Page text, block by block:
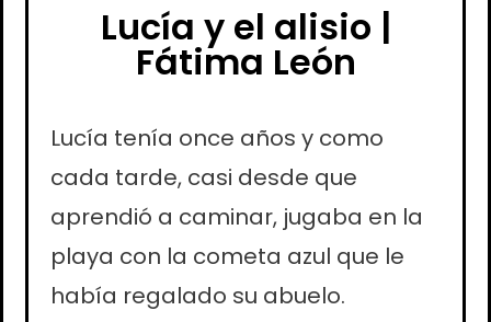
Lucía y el alisio |
Fátima León
Lucía tenía once años y como
cada tarde, casi desde que
aprendió a caminar, jugaba en la
playa con la cometa azul que le
había regalado su abuelo.